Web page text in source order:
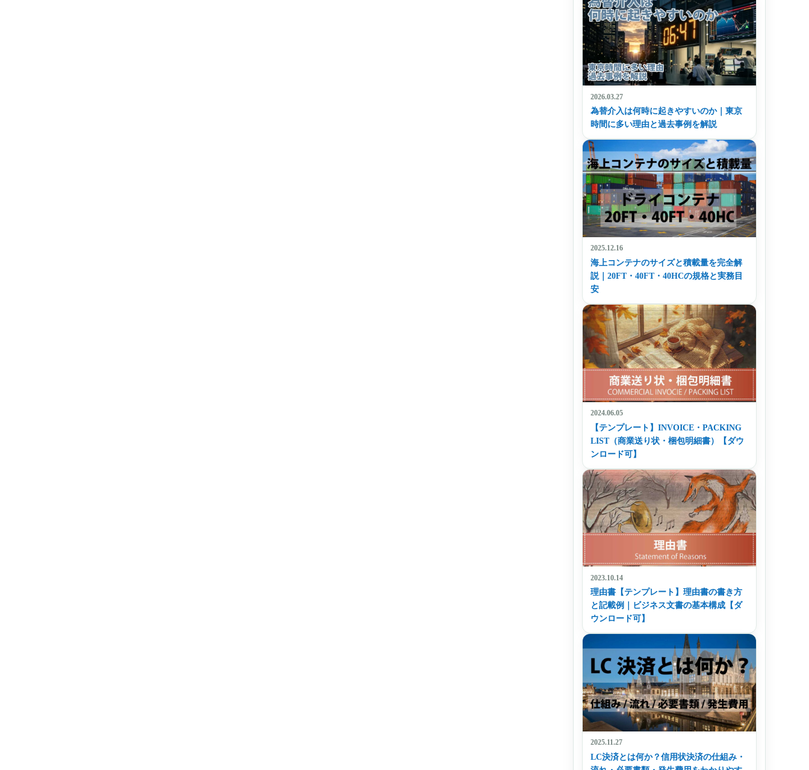
2026.03.27
為替介入は何時に起きやすいのか｜東京
時間に多い理由と過去事例を解説
2025.12.16
海上コンテナのサイズと積載量を完全解
説｜20FT・40FT・40HCの規格と実務目
安
2024.06.05
【テンプレート】INVOICE・PACKING
LIST（商業送り状・梱包明細書）【ダウ
ンロード可】
2023.10.14
理由書【テンプレート】理由書の書き方
と記載例｜ビジネス文書の基本構成【ダ
ウンロード可】
2025.11.27
LC決済とは何か？信用状決済の仕組み・